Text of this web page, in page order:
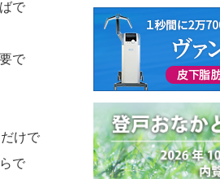
で
で
けで
で